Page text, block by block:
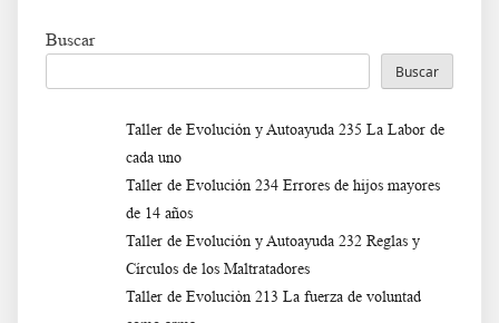
Buscar
Buscar
Taller de Evolución y Autoayuda 235 La Labor de
cada uno
Taller de Evolución 234 Errores de hijos mayores
de 14 años
Taller de Evolución y Autoayuda 232 Reglas y
Círculos de los Maltratadores
Taller de Evoluciòn 213 La fuerza de voluntad